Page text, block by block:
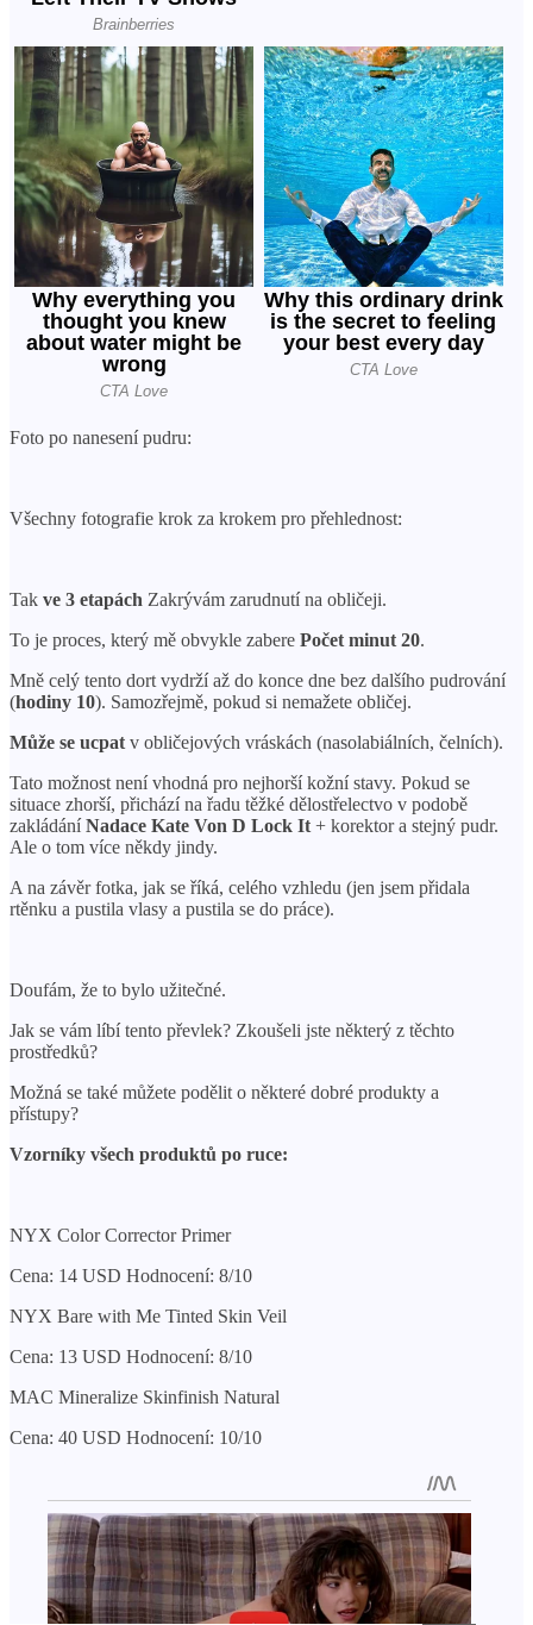
Foto po nanesení pudru:
Všechny fotografie krok za krokem pro přehlednost:
Tak ve 3 etapách Zakrývám zarudnutí na obličeji.
To je proces, který mě obvykle zabere Počet minut 20.
Mně celý tento dort vydrží až do konce dne bez dalšího pudrování
(hodiny 10). Samozřejmě, pokud si nemažete obličej.
Může se ucpat v obličejových vráskách (nasolabiálních, čelních).
Tato možnost není vhodná pro nejhorší kožní stavy. Pokud se
situace zhorší, přichází na řadu těžké dělostřelectvo v podobě
zakládáníNadace Kate Von D Lock It + korektor a stejný pudr.
Ale o tom více někdy jindy.
A na závěr fotka, jak se říká, celého vzhledu (jen jsem přidala
rtěnku a pustila vlasy a pustila se do práce).
Doufám, že to bylo užitečné.
Jak se vám líbí tento převlek? Zkoušeli jste některý z těchto
prostředků?
Možná se také můžete podělit o některé dobré produkty a
přístupy?
Vzorníky všech produktů po ruce:
NYX Color Corrector Primer
Cena: 14 USD Hodnocení: 8/10
NYX Bare with Me Tinted Skin Veil
Cena: 13 USD Hodnocení: 8/10
MAC Mineralize Skinfinish Natural
Cena: 40 USD Hodnocení: 10/10